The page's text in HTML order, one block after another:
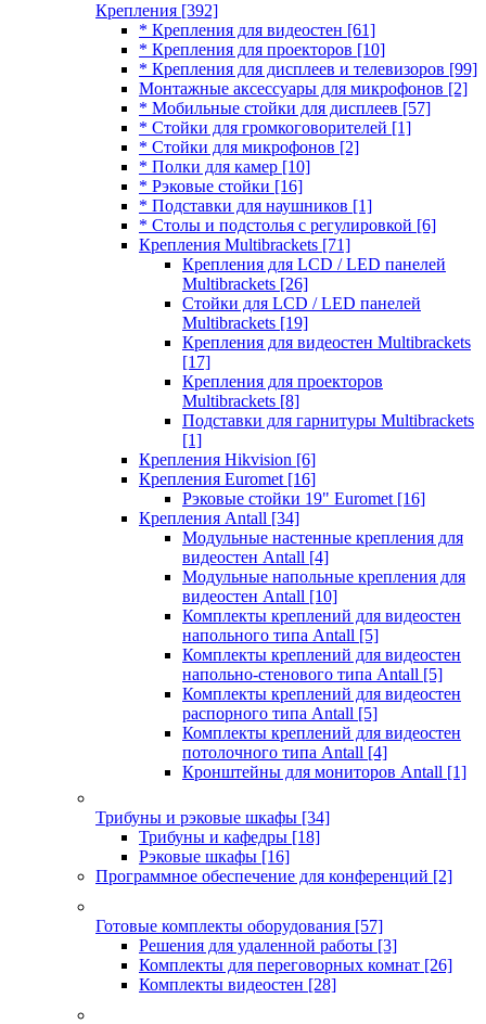
Крепления [392]
* Крепления для видеостен [61]
* Крепления для проекторов [10]
* Крепления для дисплеев и телевизоров [99]
Монтажные аксессуары для микрофонов [2]
* Мобильные стойки для дисплеев [57]
* Стойки для громкоговорителей [1]
* Стойки для микрофонов [2]
* Полки для камер [10]
* Рэковые стойки [16]
* Подставки для наушников [1]
* Столы и подстолья с регулировкой [6]
Крепления Multibrackets [71]
Крепления для LCD / LED панелей
Multibrackets [26]
Стойки для LCD / LED панелей
Multibrackets [19]
Крепления для видеостен Multibrackets
[17]
Крепления для проекторов
Multibrackets [8]
Подставки для гарнитуры Multibrackets
[1]
Крепления Hikvision [6]
Крепления Euromet [16]
Рэковые стойки 19" Euromet [16]
Крепления Antall [34]
Модульные настенные крепления для
видеостен Antall [4]
Модульные напольные крепления для
видеостен Antall [10]
Комплекты креплений для видеостен
напольного типа Antall [5]
Комплекты креплений для видеостен
напольно-стенового типа Antall [5]
Комплекты креплений для видеостен
распорного типа Antall [5]
Комплекты креплений для видеостен
потолочного типа Antall [4]
Кронштейны для мониторов Antall [1]
Трибуны и рэковые шкафы [34]
Трибуны и кафедры [18]
Рэковые шкафы [16]
Программное обеспечение для конференций [2]
Готовые комплекты оборудования [57]
Решения для удаленной работы [3]
Комплекты для переговорных комнат [26]
Комплекты видеостен [28]